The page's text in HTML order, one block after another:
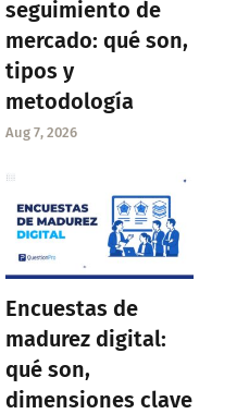
seguimiento de
mercado: qué son,
tipos y
metodología
Aug 7, 2026
Encuestas de
madurez digital:
qué son,
dimensiones clave